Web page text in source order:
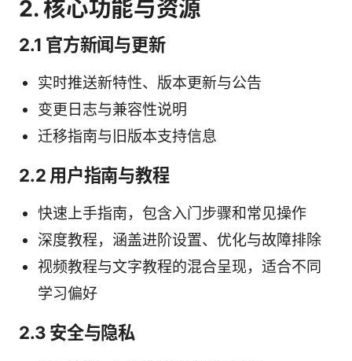
2. 核心功能与资源
2.1 官方新闻与更新
实时推送新特性、版本更新与公告
变更日志与兼容性说明
迁移指南与旧版本支持信息
2.2 用户指南与教程
快速上手指南，包含入门步骤和常见操作
深度教程，涵盖进阶设置、优化与故障排除
视频教程与文字教程的混合呈现，适合不同
学习偏好
2.3 安全与隐私